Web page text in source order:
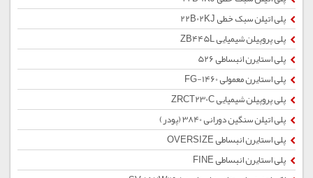
پلی اتیلن سبک خطی 22B02KJ
پلی پروپیلن شیمیایی ZB445L
پلی استایرن انبساطی 526
پلی استایرن معمولی 1460-FG
پلی پروپیلن شیمیایی ZRCT230C
پلی اتیلن سنگین دورانی 3840 (پودر)
پلی استایرن انبساطی OVERSIZE
پلی استایرن انبساطی FINE